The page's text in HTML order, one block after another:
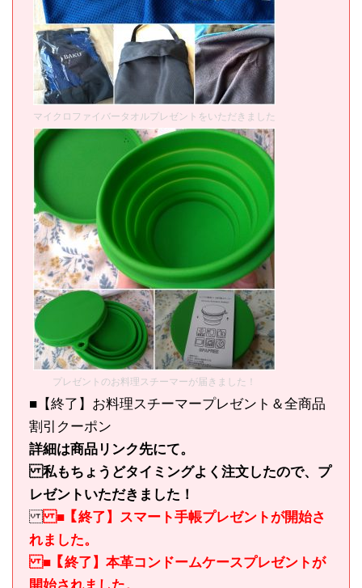
マイクロファイバータオルプレゼントをいただきました
プレゼントのお料理スチーマーが届きました！
■【終了】お料理スチーマープレゼント＆全商品
割引クーポン
詳細は商品リンク先にて。
私もちょうどタイミングよく注文したので、プ
レゼントいただきました！
■【終了】スマート手帳プレゼントが開始さ
れました。
■【終了】本革コンドームケースプレゼントが